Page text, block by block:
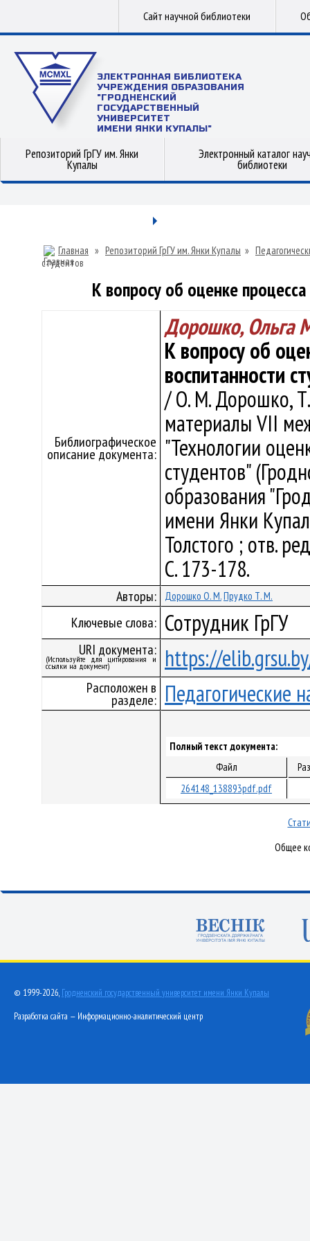
Сайт научной библиотеки
ЭЛЕКТРОННАЯ БИБЛИОТЕКА
УЧРЕЖДЕНИЯ ОБРАЗОВАНИЯ
"ГРОДНЕНСКИЙ
ГОСУДАРСТВЕННЫЙ
УНИВЕРСИТЕТ
ИМЕНИ ЯНКИ КУПАЛЫ"
Репозиторий ГрГУ им. Янки
Купалы
Электронный каталог
библиотеки
Главная » Репозиторий ГрГУ им. Янки Купалы »
студентов
К вопросу об оценке
Библиографическое
описание документа:
Дорошко, Ольга
К вопросу об
воспитанности
/ О. М. Дорошко,
материалы VII
"Технологии
студентов"
образования
имени Янки
Толстого ; отв.
С. 173-178.
Авторы: Дорошко О. М.Прудко Т. М.
Ключевые слова: Сотрудник ГрГУ
URI документа:
(Используйте для цитирования и
ссылки на документ) https://
Расположен в
разделе: Педагогические
Полный текст документа:
Файл
264148_138893pdf.pdf
Общее
© 1999-2026, Гродненский государственный университет имени Янки Купалы
Разработка сайта — Информационно-аналитический центр